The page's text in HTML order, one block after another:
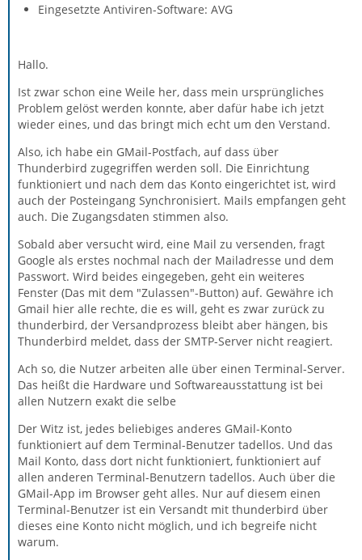
Eingesetzte Antiviren-Software: AVG
Hallo.
Ist zwar schon eine Weile her, dass mein ursprüngliches
Problem gelöst werden konnte, aber dafür habe ich jetzt
wieder eines, und das bringt mich echt um den Verstand.
Also, ich habe ein GMail-Postfach, auf dass über
Thunderbird zugegriffen werden soll. Die Einrichtung
funktioniert und nach dem das Konto eingerichtet ist, wird
auch der Posteingang Synchronisiert. Mails empfangen geht
auch. Die Zugangsdaten stimmen also.
Sobald aber versucht wird, eine Mail zu versenden, fragt
Google als erstes nochmal nach der Mailadresse und dem
Passwort. Wird beides eingegeben, geht ein weiteres
Fenster (Das mit dem "Zulassen"-Button) auf. Gewähre ich
Gmail hier alle rechte, die es will, geht es zwar zurück zu
thunderbird, der Versandprozess bleibt aber hängen, bis
Thunderbird meldet, dass der SMTP-Server nicht reagiert.
Ach so, die Nutzer arbeiten alle über einen Terminal-Server.
Das heißt die Hardware und Softwareausstattung ist bei
allen Nutzern exakt die selbe
Der Witz ist, jedes beliebiges anderes GMail-Konto
funktioniert auf dem Terminal-Benutzer tadellos. Und das
Mail Konto, dass dort nicht funktioniert, funktioniert auf
allen anderen Terminal-Benutzern tadellos. Auch über die
GMail-App im Browser geht alles. Nur auf diesem einen
Terminal-Benutzer ist ein Versandt mit thunderbird über
dieses eine Konto nicht möglich, und ich begreife nicht
warum.